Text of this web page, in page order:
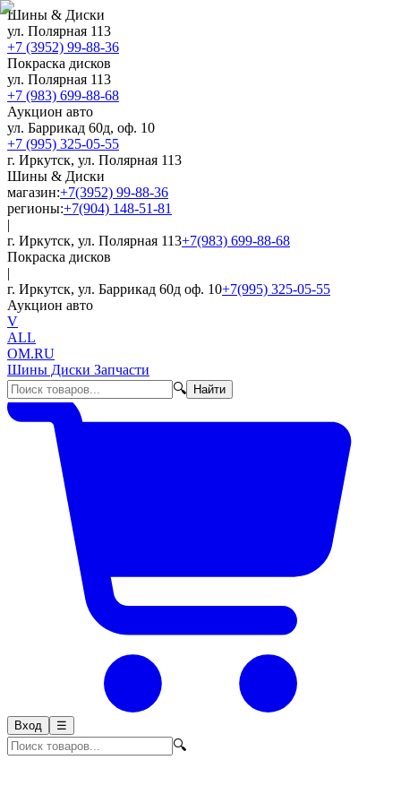
Шины & Диски
ул. Полярная 113
+7 (3952) 99-88-36
Покраска дисков
ул. Полярная 113
+7 (983) 699-88-68
Аукцион авто
ул. Баррикад 60д, оф. 10
+7 (995) 325-05-55
г. Иркутск, ул. Полярная 113
Шины & Диски
магазин:+7(3952) 99-88-36
регионы:+7(904) 148-51-81
|
г. Иркутск, ул. Полярная 113+7(983) 699-88-68
Покраска дисков
|
г. Иркутск, ул. Баррикад 60д оф. 10+7(995) 325-05-55
Аукцион авто
V
ALL
OM.RU
Шины Диски Запчасти
🔍
Найти
Вход ☰
🔍